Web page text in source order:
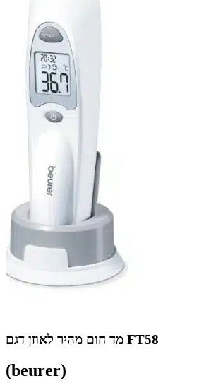
מד חום מהיר לאוזן דגם FT58
(beurer)